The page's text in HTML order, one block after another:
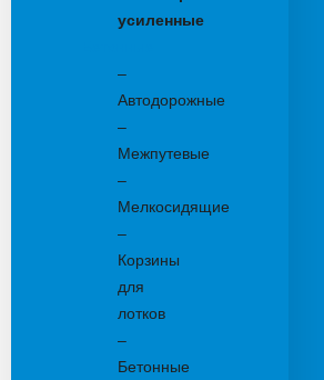
усиленные
–
Автодорожные
–
Межпутевые
–
Мелкосидящие
–
Корзины
для
лотков
–
Бетонные